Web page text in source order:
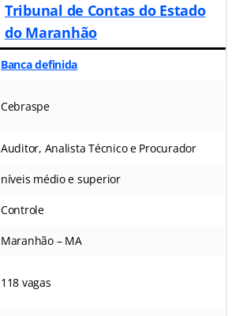
Tribunal de Contas do Estado
do Maranhão
Banca definida
Cebraspe
Auditor, Analista Técnico e Procurador
níveis médio e superior
Controle
Maranhão – MA
118 vagas